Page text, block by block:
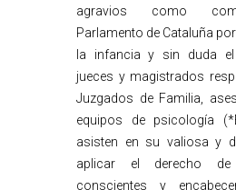
agravios como
Parlamento de Cataluña
la infancia y sin duda el
jueces y magistrados
Juzgados de Familia,
equipos de psicología
asisten en su valiosa y
aplicar el derecho de
conscientes y